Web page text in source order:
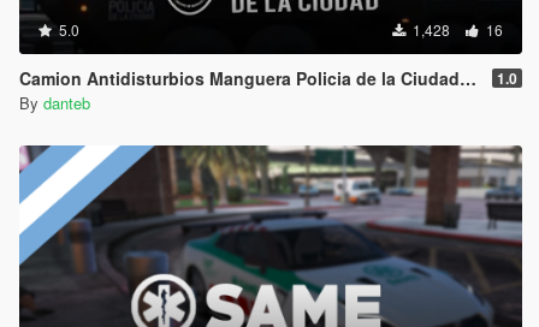
5.0 1,428 16
Camion Antidisturbios Manguera Policia de la Ciudad [Add-On | FiveM] - Buenos Aires, Argentina 1.0
By danteb